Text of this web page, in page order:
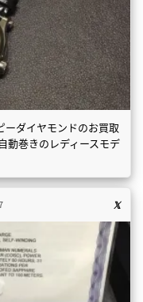
ーダイヤモンドのお買取
動巻きのレディースモデ